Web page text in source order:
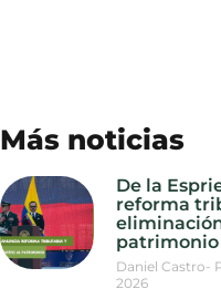
Más noticias
De la
reforma
patrimonio
Daniel Castro-
2026